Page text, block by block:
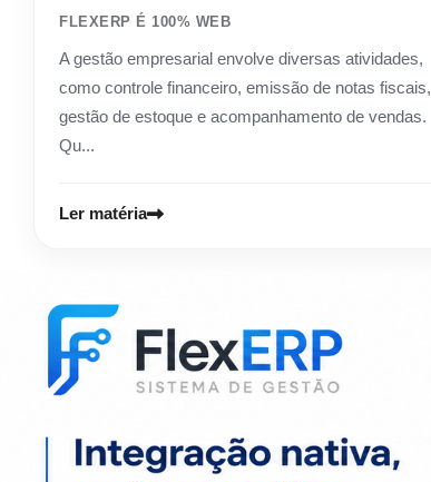
FLEXERP É 100% WEB
A gestão empresarial envolve diversas atividades,
como controle financeiro, emissão de notas fiscais,
gestão de estoque e acompanhamento de vendas.
Qu...
Ler matéria